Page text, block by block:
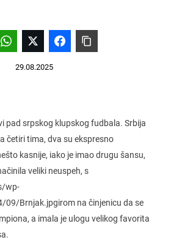
29.08.2025
pad srpskog klupskog fudbala. Srbija
četiri tima, dva su ekspresno
kasnije, iako je imao drugu šansu,
veliki neuspeh, s
wp-
Brnjak.jpgirom na činjenicu da se
a imala je ulogu velikog favorita